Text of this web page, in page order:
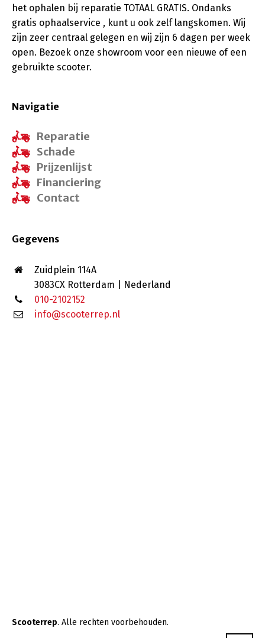
het ophalen bij reparatie TOTAAL GRATIS. Ondanks
gratis ophaalservice , kunt u ook zelf langskomen. Wij
zijn zeer centraal gelegen en wij zijn 6 dagen per week
open. Bezoek onze showroom voor een nieuwe of een
gebruikte scooter.
Navigatie
Reparatie
Schade
Prijzenlijst
Financiering
Contact
Gegevens
Zuidplein 114A
3083CX Rotterdam | Nederland
010-2102152
info@scooterrep.nl
Scooterrep. Alle rechten voorbehouden.